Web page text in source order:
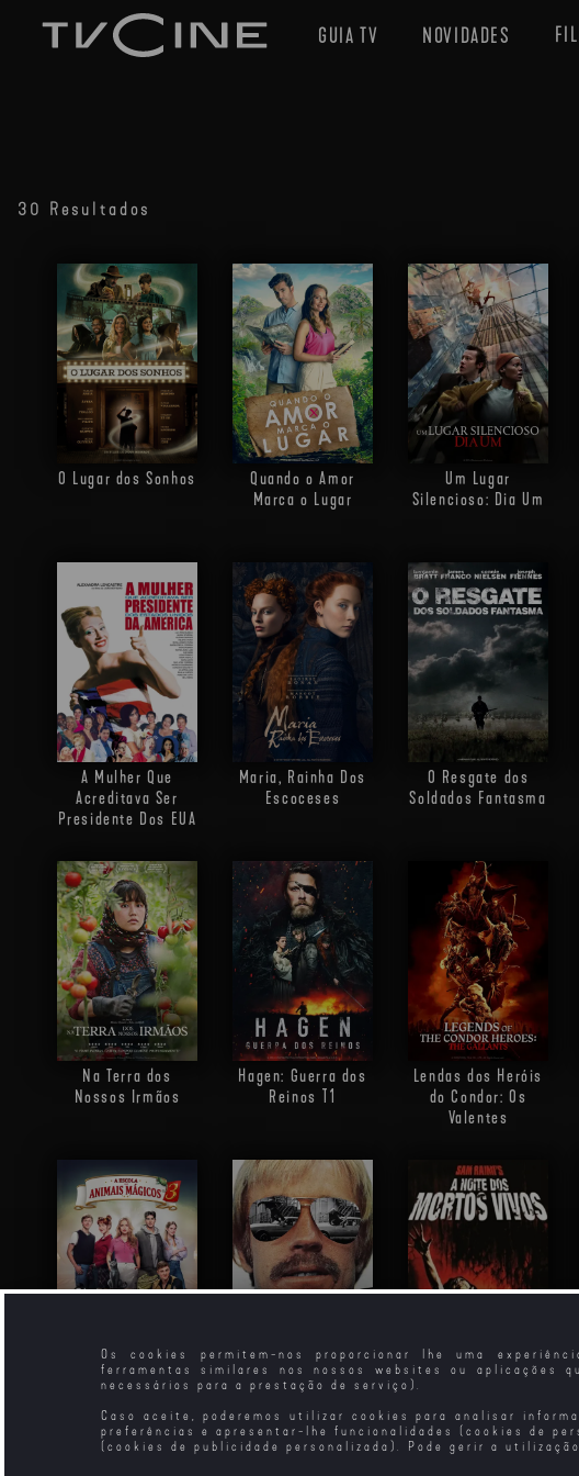
Os cookies permitem-nos proporcionar lhe uma
ferramentas similares nos nossos websites ou aplicações
necessários para a prestação de serviço).
Caso aceite, poderemos utilizar cookies para analisar
preferências e apresentar-lhe funcionalidades (cookies de
(cookies de publicidade personalizada). Pode gerir a
GUIA TV NOVIDADES
30 Resultados
O Lugar dos Sonhos
Quando o Amor
Marca o Lugar
Um Lugar
Silencioso: Dia Um
A Mulher Que
Acreditava Ser
Presidente Dos EUA
Maria, Rainha Dos
Escoceses
O Resgate dos
Soldados Fantasma
Na Terra dos
Nossos Irmãos
Hagen: Guerra dos
Reinos T1
Lendas dos Heróis
do Condor: Os
Valentes
A Escola dos
Animais Mágicos 3
(VP)
O Comando dos
Tigres Negros
A Noite dos